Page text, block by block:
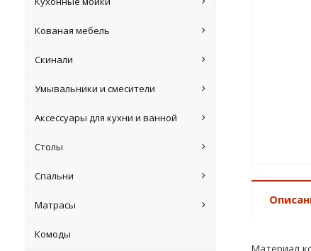
Кованая мебель
Скинали
Умывальники и смесители
Аксессуары для кухни и ванной
Столы
Спальни
Матрасы
Комоды